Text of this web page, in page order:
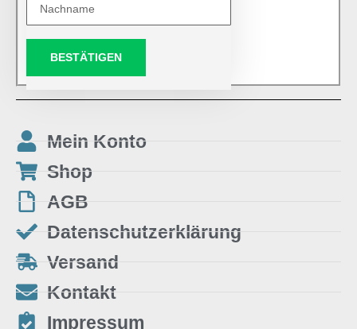
BESTÄTIGEN
Mein Konto
Shop
AGB
Datenschutzerklärung
Versand
Kontakt
Impressum